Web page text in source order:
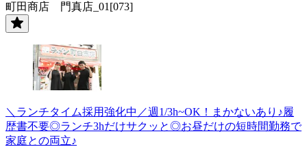
町田商店 門真店_01[073]
＼ランチタイム採用強化中／週1/3h~OK！まかないあり♪履
歴書不要◎ランチ3hだけサクッと◎お昼だけの短時間勤務で
家庭との両立♪